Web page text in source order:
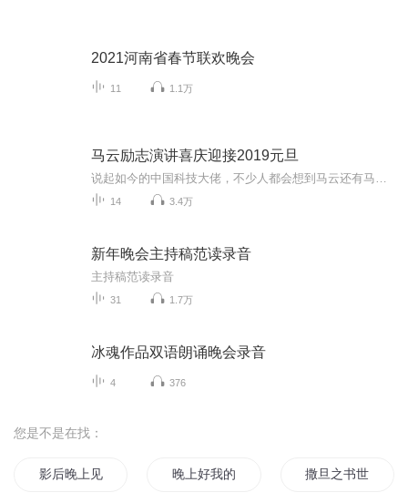
2021河南省春节联欢晚会
11 1.1万
马云励志演讲喜庆迎接2019元旦
14 3.4万
新年晚会主持稿范读录音
主持稿范读录音
31 1.7万
冰魂作品双语朗诵晚会录音
4 376
您是不是在找：
影后晚上见 晚上好我的女王大人 撒旦之书世界末日